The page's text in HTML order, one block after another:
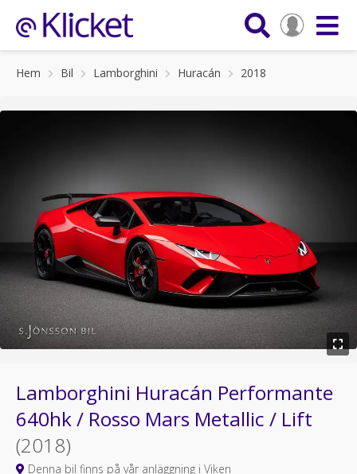
Hem Bil Lamborghini Huracán 2018
Lamborghini Huracán Performante
640hk / Rosso Mars Metallic / Lift
(2018)
Denna bil finns på vår anläggning i Viken